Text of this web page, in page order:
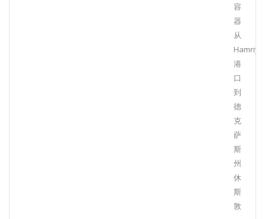
容
器
从
Hamriya
港
口
到
德
克
萨
斯
州
休
斯
敦